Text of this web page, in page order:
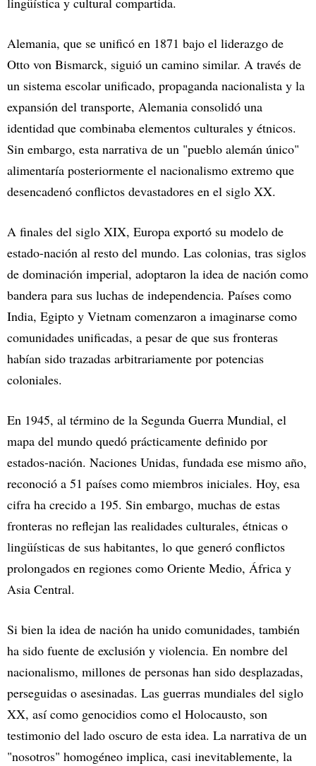
Alemania, que se unificó en 1871 bajo el liderazgo de
Otto von Bismarck, siguió un camino similar. A través de
un sistema escolar unificado, propaganda nacionalista y la
expansión del transporte, Alemania consolidó una
identidad que combinaba elementos culturales y étnicos.
Sin embargo, esta narrativa de un "pueblo alemán único"
alimentaría posteriormente el nacionalismo extremo que
desencadenó conflictos devastadores en el siglo XX.
A finales del siglo XIX, Europa exportó su modelo de
estado-nación al resto del mundo. Las colonias, tras siglos
de dominación imperial, adoptaron la idea de nación como
bandera para sus luchas de independencia. Países como
India, Egipto y Vietnam comenzaron a imaginarse como
comunidades unificadas, a pesar de que sus fronteras
habían sido trazadas arbitrariamente por potencias
coloniales.
En 1945, al término de la Segunda Guerra Mundial, el
mapa del mundo quedó prácticamente definido por
estados-nación. Naciones Unidas, fundada ese mismo año,
reconoció a 51 países como miembros iniciales. Hoy, esa
cifra ha crecido a 195. Sin embargo, muchas de estas
fronteras no reflejan las realidades culturales, étnicas o
lingüísticas de sus habitantes, lo que generó conflictos
prolongados en regiones como Oriente Medio, África y
Asia Central.
Si bien la idea de nación ha unido comunidades, también
ha sido fuente de exclusión y violencia. En nombre del
nacionalismo, millones de personas han sido desplazadas,
perseguidas o asesinadas. Las guerras mundiales del siglo
XX, así como genocidios como el Holocausto, son
testimonio del lado oscuro de esta idea. La narrativa de un
"nosotros" homogéneo implica, casi inevitablemente, la